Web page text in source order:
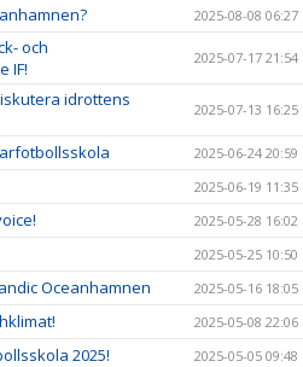
2025-08-08 06:27
och
IF!
2025-07-17 21:54
idrottens
2025-07-13 16:25
2025-06-24 20:59
2025-06-19 11:35
2025-05-28 16:02
2025-05-25 10:50
Oceanhamnen 2025-05-16 18:05
2025-05-08 22:06
2025! 2025-05-05 09:48